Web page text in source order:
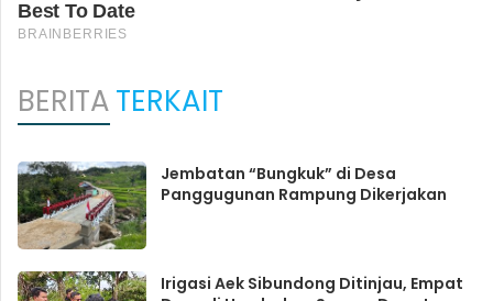
BERITATERKAIT
Jembatan “Bungkuk” di Desa
Panggugunan Rampung Dikerjakan
Irigasi Aek Sibundong Ditinjau, Empat